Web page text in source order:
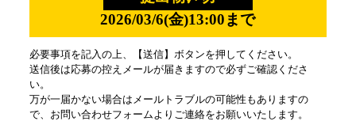
2026/03/6(金)13:00まで
必要事項を記入の上、【送信】ボタンを押してください。
送信後は応募の控えメールが届きますので必ずご確認くださ
い。
万が一届かない場合はメールトラブルの可能性もありますの
で、お問い合わせフォームよりご連絡をお願いいたします。